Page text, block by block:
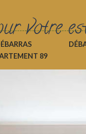
votre
89